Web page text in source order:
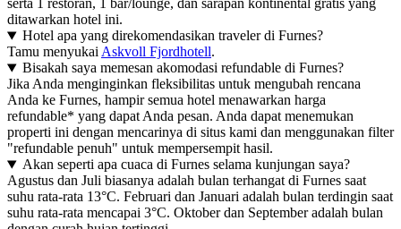
serta 1 restoran, 1 bar/lounge, dan sarapan kontinental gratis yang
ditawarkan hotel ini.
Hotel apa yang direkomendasikan traveler di Furnes?
Tamu menyukai Askvoll Fjordhotell.
Bisakah saya memesan akomodasi refundable di Furnes?
Jika Anda menginginkan fleksibilitas untuk mengubah rencana
Anda ke Furnes, hampir semua hotel menawarkan harga
refundable* yang dapat Anda pesan. Anda dapat menemukan
properti ini dengan mencarinya di situs kami dan menggunakan filter
"refundable penuh" untuk mempersempit hasil.
Akan seperti apa cuaca di Furnes selama kunjungan saya?
Agustus dan Juli biasanya adalah bulan terhangat di Furnes saat
suhu rata-rata 13°C. Februari dan Januari adalah bulan terdingin saat
suhu rata-rata mencapai 3°C. Oktober dan September adalah bulan